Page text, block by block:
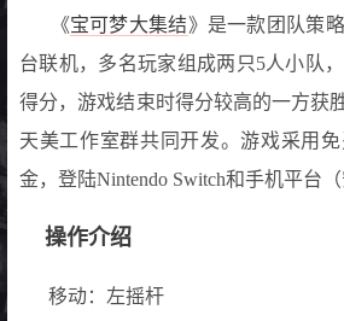
《宝可梦大集结》是一款团队策
台联机，多名玩家组成两只5人小队
得分，游戏结束时得分较高的一方获
天美工作室群共同开发。游戏采用
金，登陆Nintendo Switch和手机平台（
操作介绍
移动：左摇杆